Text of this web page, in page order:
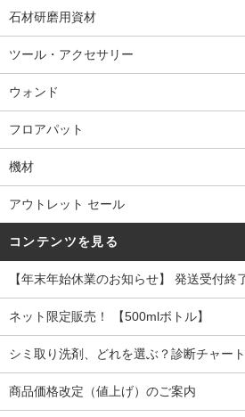
石材研磨用資材
ツール・アクセサリー
ウォンド
フロアパット
機材
アウトレット セール
コンテンツを見る
【年末年始休業のお知らせ】 発送受付終
ネット限定販売！ 【500mlボトル】
シミ取り洗剤、どれを選ぶ？診断チャート
商品価格改定（値上げ）のご案内